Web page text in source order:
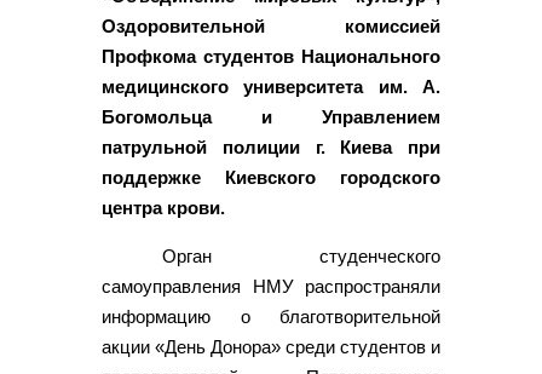
Оздоровительной комиссией
Профкома студентов Национального
медицинского университета им. А.
Богомольца и Управлением
патрульной полиции г. Киева при
поддержке Киевского городского
центра крови.
Орган студенческого
самоуправления НМУ распространяли
информацию о благотворительной
акции «День Донора» среди студентов и